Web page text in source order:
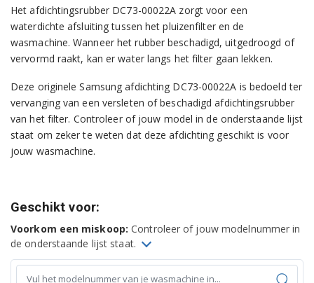
Het afdichtingsrubber DC73-00022A zorgt voor een
waterdichte afsluiting tussen het pluizenfilter en de
wasmachine. Wanneer het rubber beschadigd, uitgedroogd of
vervormd raakt, kan er water langs het filter gaan lekken.
Deze originele Samsung afdichting DC73-00022A is bedoeld ter
vervanging van een versleten of beschadigd afdichtingsrubber
van het filter. Controleer of jouw model in de onderstaande lijst
staat om zeker te weten dat deze afdichting geschikt is voor
jouw wasmachine.
Geschikt voor:
Voorkom een miskoop: Controleer of jouw modelnummer in
de onderstaande lijst staat.